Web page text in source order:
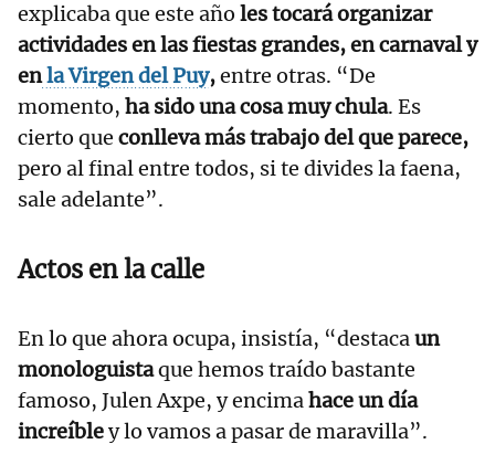
explicaba que este año les tocará organizar
actividades en las fiestas grandes, en carnaval y
enla Virgen del Puy,entre otras. “De
momento, ha sido una cosa muy chula. Es
cierto que conlleva más trabajo del que parece,
pero al final entre todos, si te divides la faena,
sale adelante”.
Actos en la calle
En lo que ahora ocupa, insistía, “destacaun
monologuistaque hemos traído bastante
famoso, Julen Axpe, y encimahace un día
increíbley lo vamos a pasar de maravilla”.